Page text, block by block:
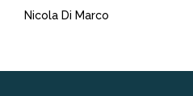
Nicola Di Marco